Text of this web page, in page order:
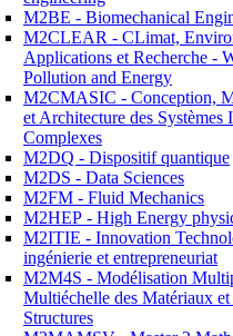
M2BE - Biomechanical
M2CLEAR - CLimat,
Applications et Recherche -
Pollution and Energy
M2CMASIC - Conception,
et Architecture des Systèmes
Complexes
M2DQ - Dispositif quantique
M2DS - Data Sciences
M2FM - Fluid Mechanics
M2HEP - High Energy
M2ITIE - Innovation
ingénierie et entrepreneuriat
M2M4S - Modélisation
Multiéchelle des Matériaux et
Structures